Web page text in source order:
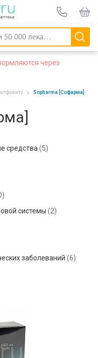
через
Sopharma [Софарма]
средства (5)
системы (2)
заболеваний (6)